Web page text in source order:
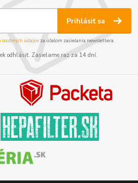
Prihlásiť sa
osobných údajov za účelom zasielania newslettera.
odhlásiť. Zasielame raz za 14 dní.